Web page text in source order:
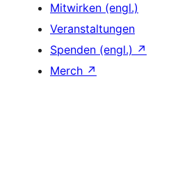
Mitwirken (engl.)
Veranstaltungen
Spenden (engl.) ↗
Merch ↗